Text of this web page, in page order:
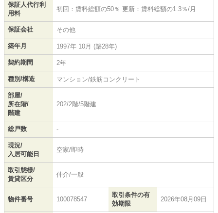
保証人代行利
用料
初回：賃料総額の50％ 更新：賃料総額の1.3％/月
保証会社 その他
築年月 1997年 10月 (築28年)
契約期間 2年
種別/構造 マンション/鉄筋コンクリート
部屋/
所在階/
階建
202/2階/5階建
総戸数 -
現況/
入居可能日
空家/即時
取引態様/
賃貸区分
仲介/一般
物件番号 100078547
取引条件の有
効期限
2026年08月09日